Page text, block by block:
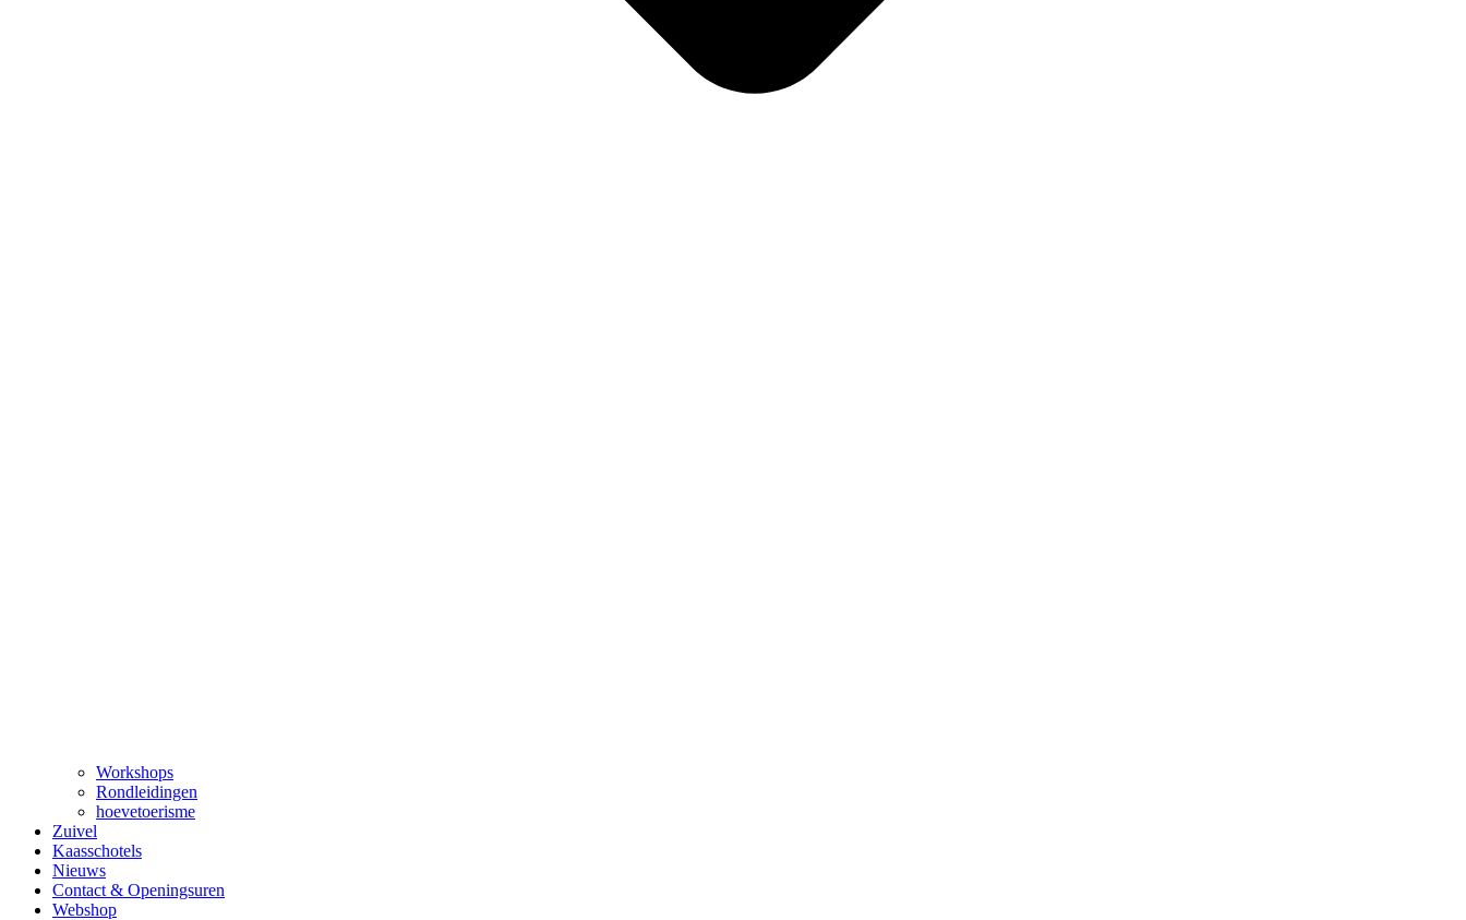
Workshops
Rondleidingen
hoevetoerisme
Zuivel
Kaasschotels
Nieuws
Contact & Openingsuren
Webshop